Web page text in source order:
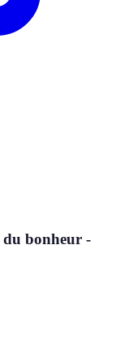
du bonheur -